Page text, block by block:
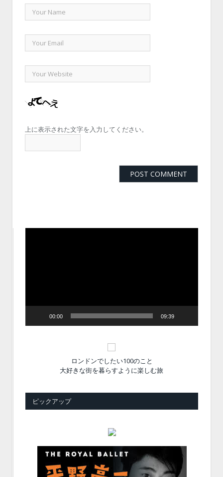
上に表示された文字を入力してください。
00:00 09:39
ロンドンでしたい100のこと
大好きな街を暮らすように楽しむ旅
ピックアップ